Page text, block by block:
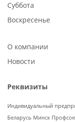
Суббота
Воскресенье
О компании
Новости
Реквизиты
Индивидуальный
Беларусь Минск